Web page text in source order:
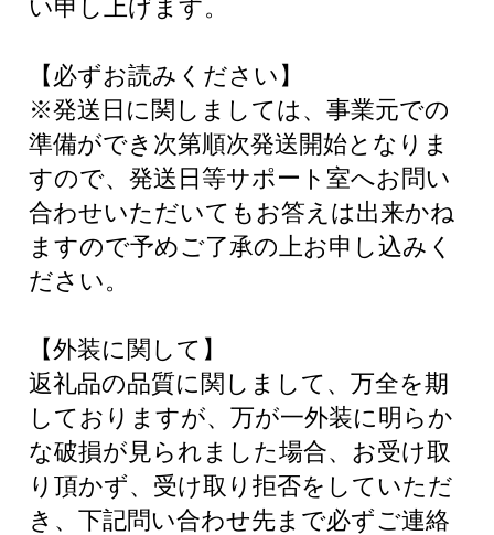
い申し上げます。
【必ずお読みください】
※発送日に関しましては、事業元での
準備ができ次第順次発送開始となりま
すので、発送日等サポート室へお問い
合わせいただいてもお答えは出来かね
ますので予めご了承の上お申し込みく
ださい。
【外装に関して】
返礼品の品質に関しまして、万全を期
しておりますが、万が一外装に明らか
な破損が見られました場合、お受け取
り頂かず、受け取り拒否をしていただ
き、下記問い合わせ先まで必ずご連絡